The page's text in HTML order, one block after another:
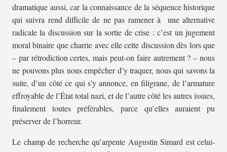
dramatique aussi, car la connaissance de la séquence historique
qui suivra rend difficile de ne pas ramener à une alternative
radicale la discussion sur la sortie de crise : c’est un jugement
moral binaire que charrie avec elle cette discussion dès lors que
– par rétrodiction certes, mais peut-on faire autrement ? – nous
ne pouvons plus nous empêcher d’y traquer, nous qui savons la
suite, d’un côté ce qui s’y annonce, en filigrane, de l’armature
effroyable de l’État total nazi, et de l’autre côté les autres issues,
finalement toutes préférables, parce qu’elles auraient pu
préserver de l’horreur.
Le champ de recherche qu’arpente Augustin Simard est celui-